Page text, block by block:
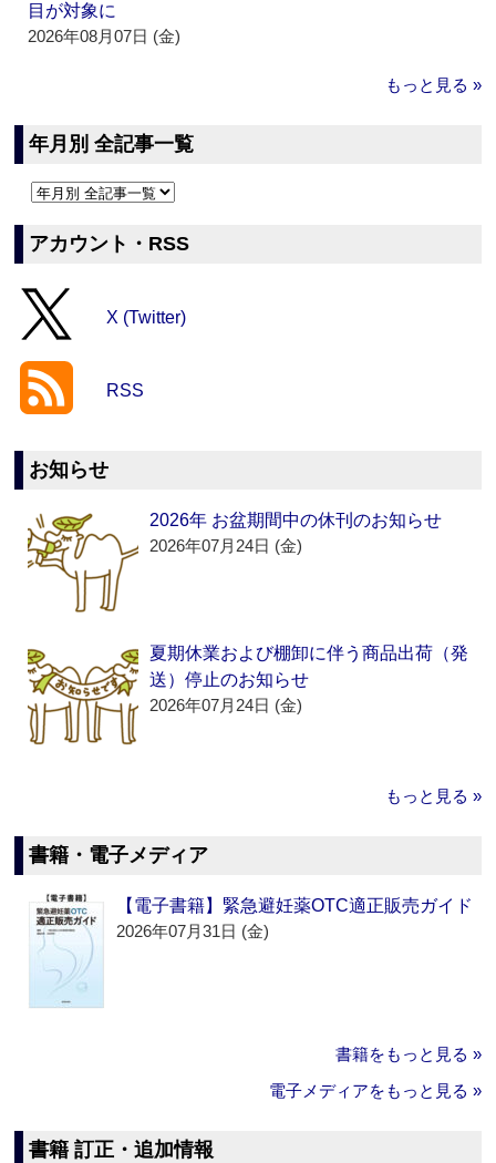
目が対象に
2026年08月07日 (金)
もっと見る »
年月別 全記事一覧
アカウント・RSS
X (Twitter)
RSS
お知らせ
2026年 お盆期間中の休刊のお知らせ
2026年07月24日 (金)
夏期休業および棚卸に伴う商品出荷（発
送）停止のお知らせ
2026年07月24日 (金)
もっと見る »
書籍・電子メディア
【電子書籍】緊急避妊薬OTC適正販売ガイド
2026年07月31日 (金)
書籍をもっと見る »
電子メディアをもっと見る »
書籍 訂正・追加情報